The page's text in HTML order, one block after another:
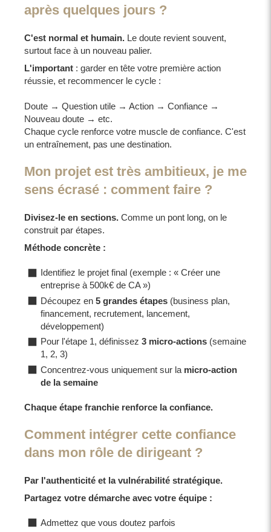
après quelques jours ?
C'est normal et humain. Le doute revient souvent,
surtout face à un nouveau palier.
L'important : garder en tête votre première action
réussie, et recommencer le cycle :
Doute → Question utile → Action → Confiance →
Nouveau doute → etc.
Chaque cycle renforce votre muscle de confiance. C'est
un entraînement, pas une destination.
Mon projet est très ambitieux, je me
sens écrasé : comment faire ?
Divisez-le en sections. Comme un pont long, on le
construit par étapes.
Méthode concrète :
Identifiez le projet final (exemple : « Créer une
entreprise à 500k€ de CA »)
Découpez en 5 grandes étapes (business plan,
financement, recrutement, lancement,
développement)
Pour l'étape 1, définissez 3 micro-actions (semaine
1, 2, 3)
Concentrez-vous uniquement sur la micro-action
de la semaine
Chaque étape franchie renforce la confiance.
Comment intégrer cette confiance
dans mon rôle de dirigeant ?
Par l'authenticité et la vulnérabilité stratégique.
Partagez votre démarche avec votre équipe :
Admettez que vous doutez parfois